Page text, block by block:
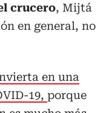
crucero, Mijtá
en general, no
en una
19, porque